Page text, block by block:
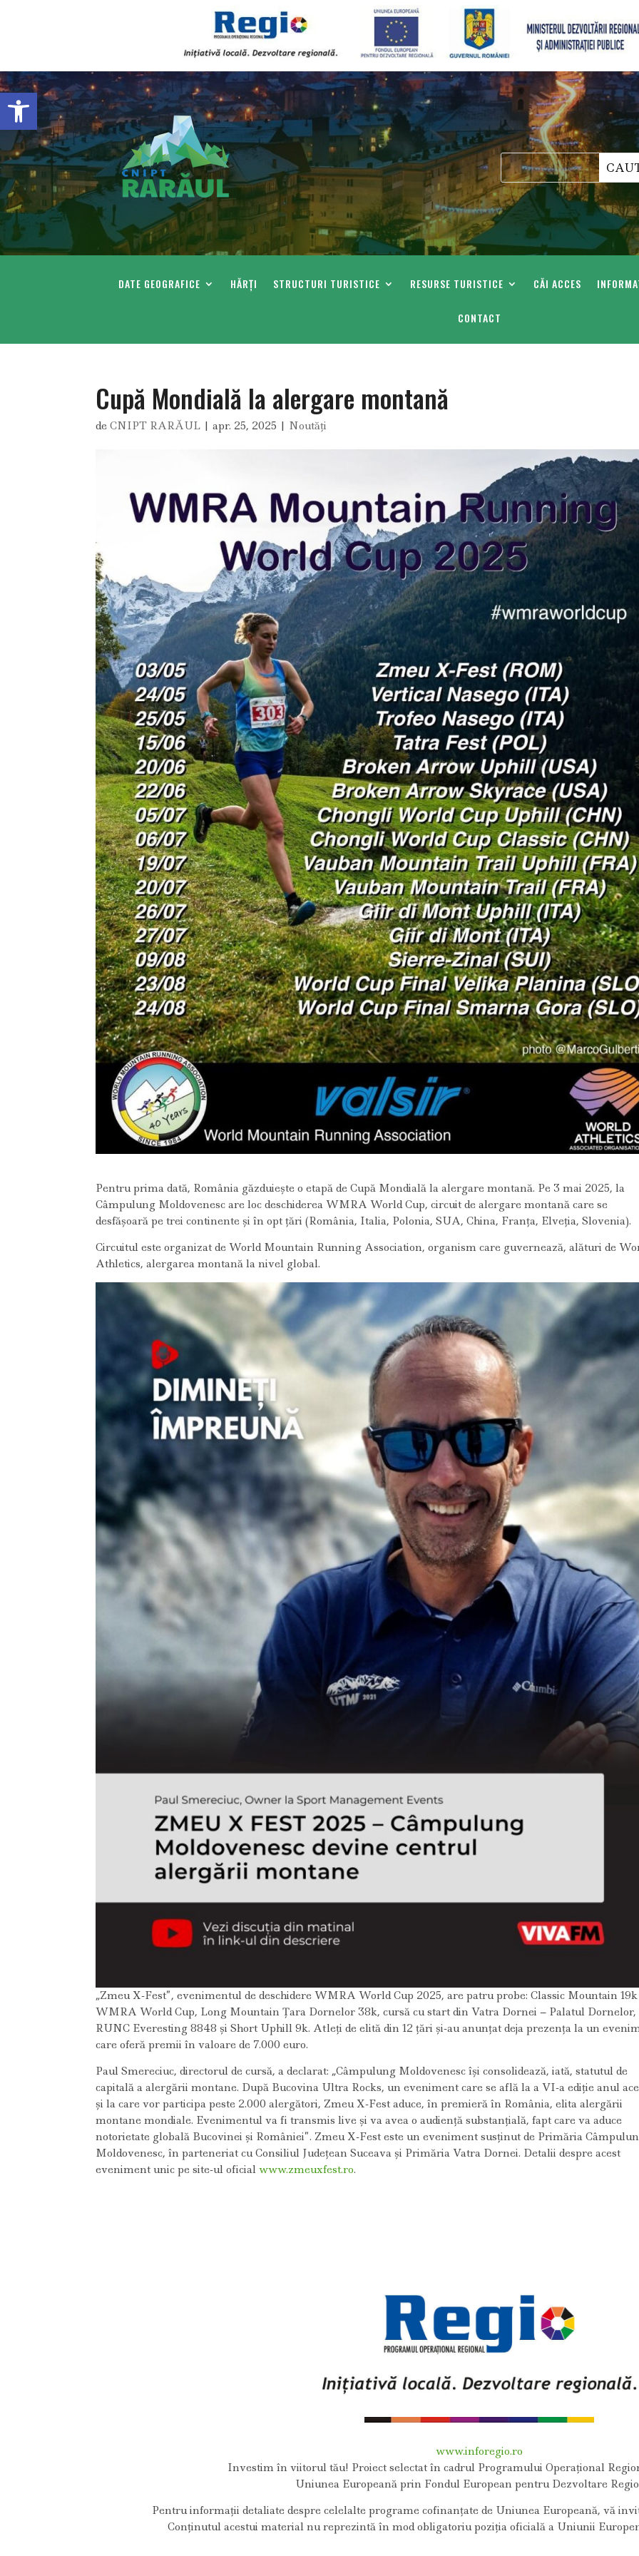
Deschide bara de unelte
DATE GEOGRAFICE HĂRȚI STRUCTURI TURISTICE RESURSE TURISTICE CĂI ACCES
CONTACT
Cupă Mondială la alergare montană
deCNIPT RARĂUL |apr. 25, 2025 | Noutăți
Pentru prima dată, România găzduiește o etapă de Cupă Mondială la alergare montană. Pe 3 mai 2025, la
Câmpulung Moldovenesc are loc deschiderea WMRA World Cup, circuit de alergare montană care se
desfășoară pe trei continente și în opt țări (România, Italia, Polonia, SUA, China, Franța, Elveția, Slovenia).
Circuitul este organizat de World Mountain Running Association, organism care guvernează, alături de
Athletics, alergarea montană la nivel global.
„Zmeu X-Fest”, evenimentul de deschidere WMRA World Cup 2025, are patru probe: Classic Mountain
WMRA World Cup, Long Mountain Țara Dornelor 38k, cursă cu start din Vatra Dornei – Palatul Dornelor,
RUNC Everesting 8848 și Short Uphill 9k. Atleți de elită din 12 țări și-au anunțat deja prezența la un
care oferă premii în valoare de 7.000 euro.
Paul Smereciuc, directorul de cursă, a declarat: „Câmpulung Moldovenesc își consolidează, iată, statutul de
capitală a alergării montane. După Bucovina Ultra Rocks, un eveniment care se află la a VI-a ediție anul
și la care vor participa peste 2.000 alergători, Zmeu X-Fest aduce, în premieră în România, elita alergării
montane mondiale. Evenimentul va fi transmis live și va avea o audiență substanțială, fapt care va aduce
notorietate globală Bucovinei și României”. Zmeu X-Fest este un eveniment susținut de Primăria
Moldovenesc, în parteneriat cu Consiliul Județean Suceava și Primăria Vatra Dornei. Detalii despre acest
eveniment unic pe site-ul oficialwww.zmeuxfest.ro.
www.inforegio.ro
Investim în viitorul tău! Proiect selectat în cadrul Programului Operațional
Uniunea Europeană prin Fondul European pentru Dezvoltare
Pentru informaţii detaliate despre celelalte programe cofinanţate de Uniunea Europeană, vă
Conținutul acestui material nu reprezintă în mod obligatoriu poziția oficială a Uniunii